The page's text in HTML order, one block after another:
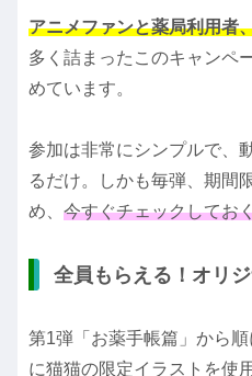
アニメファンと薬局利用者
多く詰まったこのキャンペ
めています。
参加は非常にシンプルで、
るだけ。しかも毎弾、期間
め、 今すぐチェックしてお
全員もらえる！オリ
第1弾「お薬手帳篇」から
に猫猫の限定イラストを使